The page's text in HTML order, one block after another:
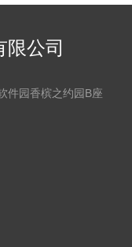
公司
件园香槟之约园B座